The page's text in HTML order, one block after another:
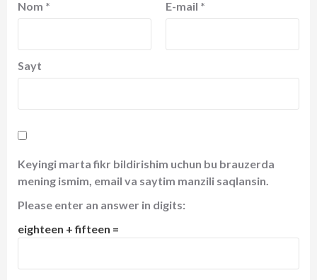
Nom * E-mail *
Sayt
Keyingi marta fikr bildirishim uchun bu brauzerda
mening ismim, email va saytim manzili saqlansin.
Please enter an answer in digits:
eighteen + fifteen =